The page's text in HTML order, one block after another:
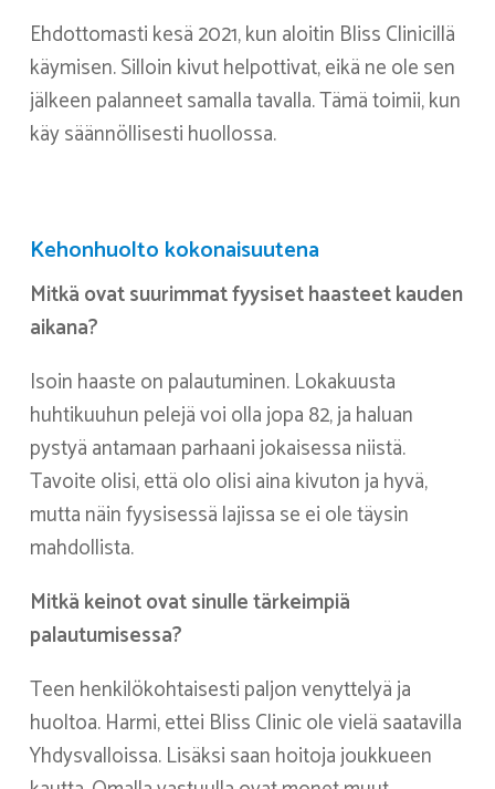
Ehdottomasti kesä 2021, kun aloitin Bliss Clinicillä
käymisen. Silloin kivut helpottivat, eikä ne ole sen
jälkeen palanneet samalla tavalla. Tämä toimii, kun
käy säännöllisesti huollossa.
Kehonhuolto kokonaisuutena
Mitkä ovat suurimmat fyysiset haasteet kauden
aikana?
Isoin haaste on palautuminen. Lokakuusta
huhtikuuhun pelejä voi olla jopa 82, ja haluan
pystyä antamaan parhaani jokaisessa niistä.
Tavoite olisi, että olo olisi aina kivuton ja hyvä,
mutta näin fyysisessä lajissa se ei ole täysin
mahdollista.
Mitkä keinot ovat sinulle tärkeimpiä
palautumisessa?
Teen henkilökohtaisesti paljon venyttelyä ja
huoltoa. Harmi, ettei Bliss Clinic ole vielä saatavilla
Yhdysvalloissa. Lisäksi saan hoitoja joukkueen